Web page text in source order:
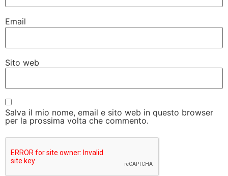
Email
Sito web
Salva il mio nome, email e sito web in questo browser
per la prossima volta che commento.